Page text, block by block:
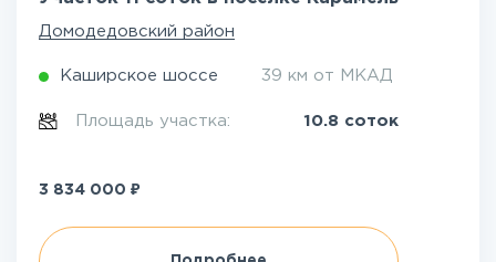
Домодедовский район
Каширское шоссе 39 км от МКАД
Площадь участка: 10.8 соток
3 834 000 ₽